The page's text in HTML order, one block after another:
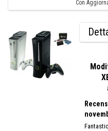
Con